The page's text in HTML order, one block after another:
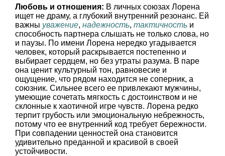
Любовь и отношения: В личных союзах Лорена
ищет не драму, а глубокий внутренний резонанс. Ей
важны уважение, надежность, тактичность и
способность партнера слышать не только слова, но
и паузы. По имени Лорена нередко угадывается
человек, который раскрывается постепенно и
выбирает сердцем, но без утраты разума. В паре
она ценит культурный тон, равновесие и
ощущение, что рядом находится не соперник, а
союзник. Сильнее всего ее привлекают мужчины,
умеющие сочетать мягкость с достоинством и не
склонные к хаотичной игре чувств. Лорена редко
терпит грубость или эмоциональную небрежность,
потому что ее внутренний код требует бережности.
При совпадении ценностей она становится
удивительно преданной и красивой в своей
устойчивости.